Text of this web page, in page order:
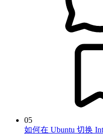
05
如何在 Ubuntu 切换